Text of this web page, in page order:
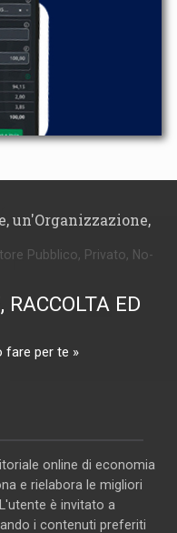
un'Organizzazione,
Pubblico, Privato, No-
RACCOLTA ED
fare per te »
online di economia
e rielabora le migliori
è invitato a
i contenuti preferiti